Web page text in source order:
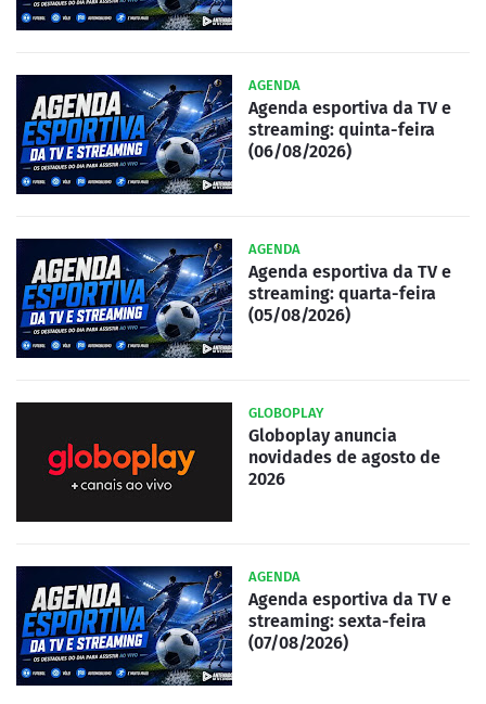
AGENDA
Agenda esportiva da TV e
streaming: quinta-feira
(06/08/2026)
AGENDA
Agenda esportiva da TV e
streaming: quarta-feira
(05/08/2026)
GLOBOPLAY
Globoplay anuncia
novidades de agosto de
2026
AGENDA
Agenda esportiva da TV e
streaming: sexta-feira
(07/08/2026)